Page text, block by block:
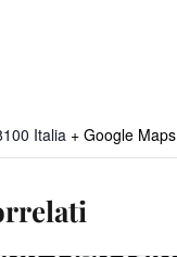
Italia + Google Maps